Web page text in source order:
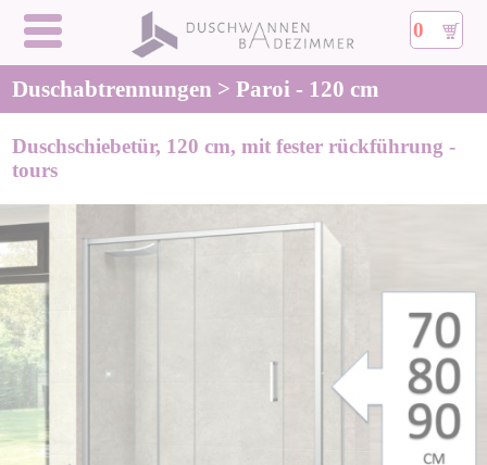
0
Duschabtrennungen > Paroi - 120 cm
Duschschiebetür, 120 cm, mit fester rückführung -
tours